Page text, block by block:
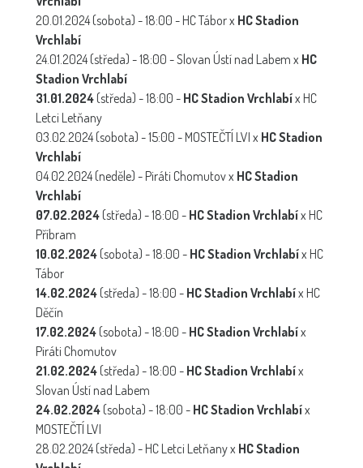
20.01.2024 (sobota) - 18:00 - HC Tábor x HC Stadion
Vrchlabí
24.01.2024 (středa) - 18:00 - Slovan Ústí nad Labem x HC
Stadion Vrchlabí
31.01.2024 (středa) - 18:00 - HC Stadion Vrchlabíx HC
Letci Letňany
03.02.2024 (sobota) - 15:00 - MOSTEČTÍ LVI x HC Stadion
Vrchlabí
04.02.2024 (neděle) - Piráti Chomutov x HC Stadion
Vrchlabí
07.02.2024 (středa) - 18:00 - HC Stadion Vrchlabíx HC
Příbram
10.02.2024 (sobota) - 18:00 - HC Stadion Vrchlabíx HC
Tábor
14.02.2024 (středa) - 18:00 - HC Stadion Vrchlabíx HC
Děčín
17.02.2024 (sobota) - 18:00 - HC Stadion Vrchlabíx
Piráti Chomutov
21.02.2024 (středa) - 18:00 - HC Stadion Vrchlabíx
Slovan Ústí nad Labem
24.02.2024 (sobota) - 18:00 - HC Stadion Vrchlabíx
MOSTEČTÍ LVI
28.02.2024 (středa) - HC Letci Letňany x HC Stadion